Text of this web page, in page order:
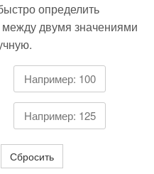
определить
двумя значениями
Сбросить